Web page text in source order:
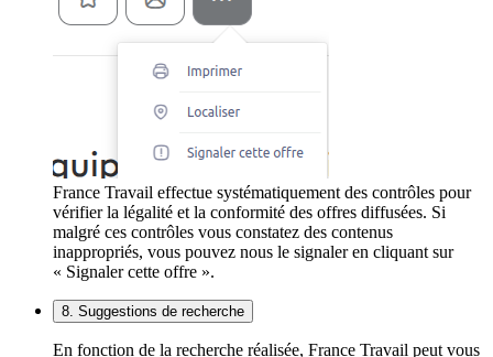
France Travail effectue systématiquement des contrôles pour
vérifier la légalité et la conformité des offres diffusées. Si
malgré ces contrôles vous constatez des contenus
inappropriés, vous pouvez nous le signaler en cliquant sur
« Signaler cette offre ».
8. Suggestions de recherche
En fonction de la recherche réalisée, France Travail peut vous